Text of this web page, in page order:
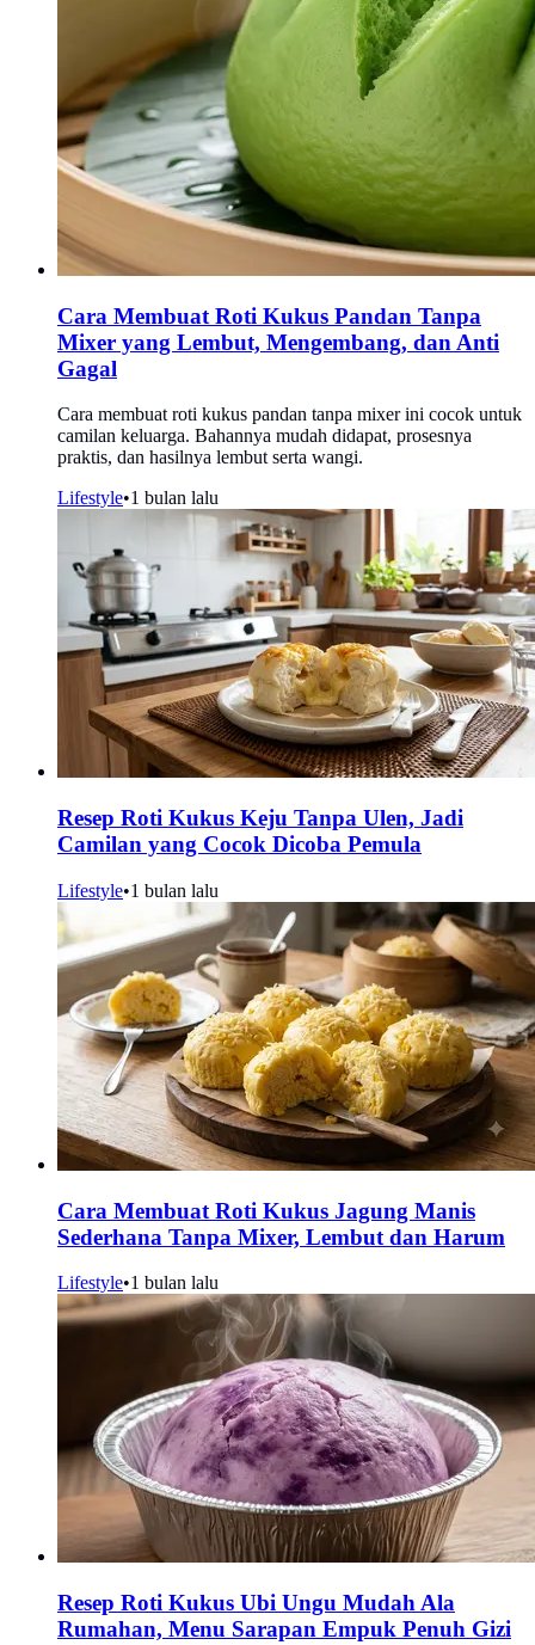
Cara Membuat Roti Kukus Pandan Tanpa
Mixer yang Lembut, Mengembang, dan Anti
Gagal
Cara membuat roti kukus pandan tanpa mixer ini cocok untuk
camilan keluarga. Bahannya mudah didapat, prosesnya
praktis, dan hasilnya lembut serta wangi.
Lifestyle•1 bulan lalu
Resep Roti Kukus Keju Tanpa Ulen, Jadi
Camilan yang Cocok Dicoba Pemula
Lifestyle•1 bulan lalu
Cara Membuat Roti Kukus Jagung Manis
Sederhana Tanpa Mixer, Lembut dan Harum
Lifestyle•1 bulan lalu
Resep Roti Kukus Ubi Ungu Mudah Ala
Rumahan, Menu Sarapan Empuk Penuh Gizi